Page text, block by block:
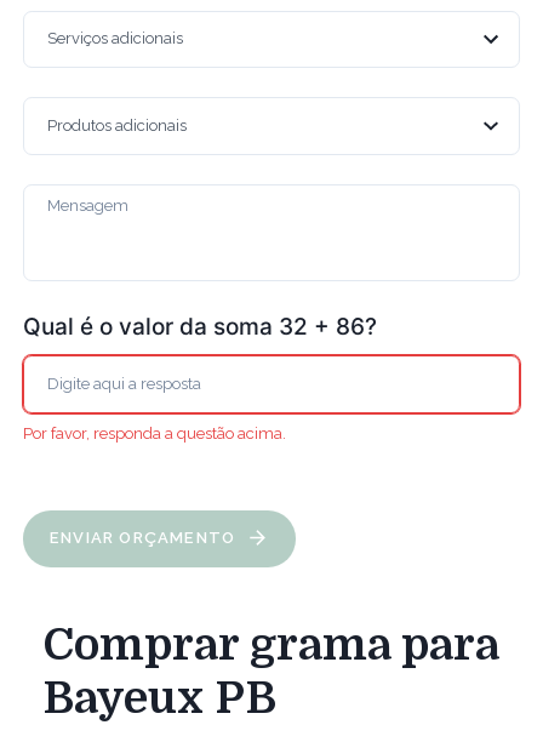
Qual é o valor da soma 32 + 86?
Por favor, responda a questão acima.
ENVIAR ORÇAMENTO
Comprar grama para
Bayeux PB